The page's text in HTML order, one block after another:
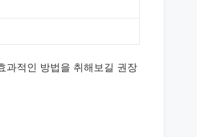
과적인 방법을 취해보길 권장